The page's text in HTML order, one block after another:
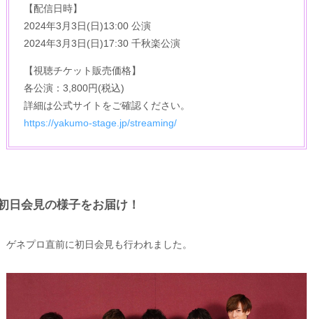
【配信日時】
2024年3月3日(日)13:00 公演
2024年3月3日(日)17:30 千秋楽公演
【視聴チケット販売価格】
各公演：3,800円(税込)
詳細は公式サイトをご確認ください。
https://yakumo-stage.jp/streaming/
日会見の様子をお届け！
ゲネプロ直前に初日会見も行われました。